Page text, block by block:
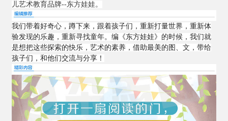
儿艺术教育品牌--东方娃娃。
我们带着好奇心，蹲下来，跟着孩子们，重新打量世界，重新体
验发现的乐趣，重新寻找童年。编《东方娃娃》的时候，我们就
是想把这些探索的快乐，艺术的素养，借助最美的图、文，带给
孩子们，和他们交流与分享！